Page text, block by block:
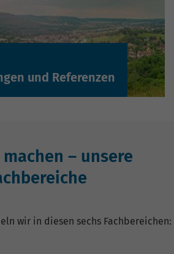
und Referenzen
– unsere
wir in diesen sechs Fachbereichen: